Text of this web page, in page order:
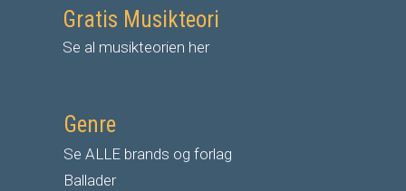
Gratis Musikteori
Se al musikteorien her
Genre
Se ALLE brands og forlag
Ballader